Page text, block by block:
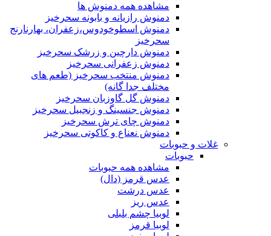
مشاهده همه دمنوش ها
دمنوش رازیانه و بابونه سحرخیز
دمنوش اسطوخودوس،زعفران، بهارنارنج
سحرخیز
دمنوش دارچین و زرشک سحرخیز
دمنوش زعفرانی سحرخیز
دمنوش منتخب سحرخیز (طعم های
مختلف جدا گانه)
دمنوش گل گاوزبان سحرخیز
دمنوش جنسینگ و زنجبیل سحرخیز
دمنوش چای ترش سحرخیز
دمنوش نعناع و کاکوتی سحرخیز
غلات و حبوبات
حبوبات
مشاهده همه حبوبات
عدس قرمز (دال)
عدس درشت
عدس ریز
لوبیا چشم بلبلی
لوبیا قرمز